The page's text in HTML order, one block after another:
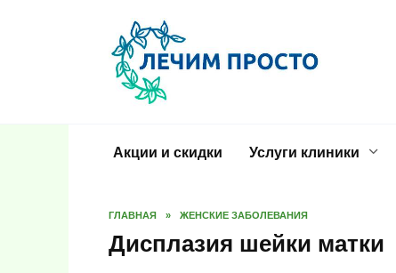
Акции и скидки Услуги клиники
ГЛАВНАЯ » ЖЕНСКИЕ ЗАБОЛЕВАНИЯ
Дисплазия шейки матки